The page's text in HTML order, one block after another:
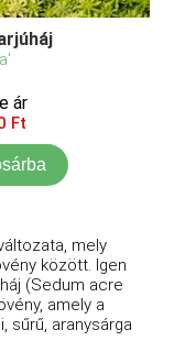
ár
Ft
mely
között. Igen
(Sedum acre
amely a
sűrű, aranysárga